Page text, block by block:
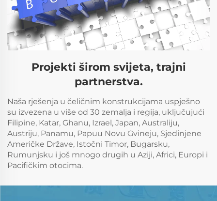
Projekti širom svijeta, trajni
partnerstva.
Naša rješenja u čeličnim konstrukcijama uspješno
su izvezena u više od 30 zemalja i regija, uključujući
Filipine, Katar, Ghanu, Izrael, Japan, Australiju,
Austriju, Panamu, Papuu Novu Gvineju, Sjedinjene
Američke Države, Istočni Timor, Bugarsku,
Rumunjsku i još mnogo drugih u Aziji, Africi, Europi i
Pacifičkim otocima.